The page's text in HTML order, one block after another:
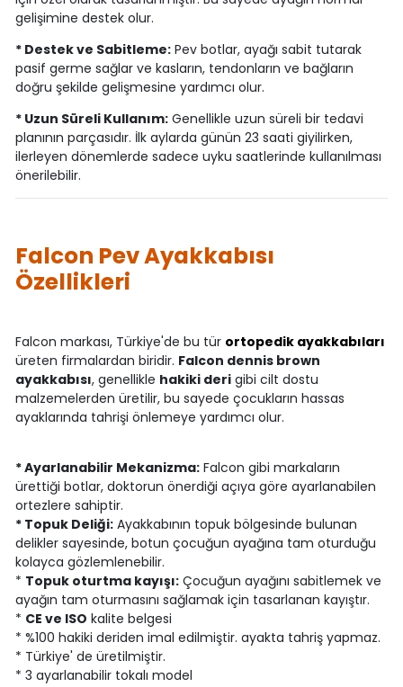
gelişimine destek olur.
* Destek ve Sabitleme:Pev botlar, ayağı sabit tutarak
pasif germe sağlar ve kasların, tendonların ve bağların
doğru şekilde gelişmesine yardımcı olur.
* Uzun Süreli Kullanım:Genellikle uzun süreli bir tedavi
planının parçasıdır. İlk aylarda günün 23 saati giyilirken,
ilerleyen dönemlerde sadece uyku saatlerinde kullanılması
önerilebilir.
Falcon Pev Ayakkabısı
Özellikleri
Falcon markası, Türkiye'de bu tür ortopedik ayakkabıları
üreten firmalardan biridir. Falcon dennis brown
ayakkabısı, genellikle hakiki derigibi cilt dostu
malzemelerden üretilir, bu sayede çocukların hassas
ayaklarında tahrişi önlemeye yardımcı olur.
* Ayarlanabilir Mekanizma:Falcon gibi markaların
ürettiği botlar, doktorun önerdiği açıya göre ayarlanabilen
ortezlere sahiptir.
* Topuk Deliği:Ayakkabının topuk bölgesinde bulunan
delikler sayesinde, botun çocuğun ayağına tam oturduğu
kolayca gözlemlenebilir.
* Topuk oturtma kayışı:Çocuğun ayağını sabitlemek ve
ayağın tam oturmasını sağlamak için tasarlanan kayıştır.
* CE ve ISO kalite belgesi
* %100 hakiki deriden imal edilmiştir. ayakta tahriş yapmaz.
* Türkiye' de üretilmiştir.
* 3 ayarlanabilir tokalı model